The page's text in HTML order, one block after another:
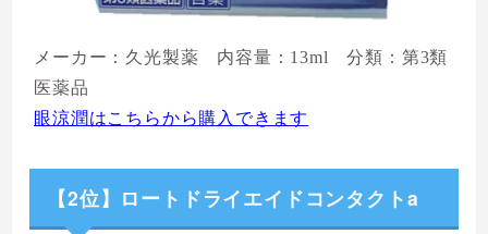
メーカー：久光製薬 内容量：13ml 分類：第3類
医薬品
眼涼潤はこちらから購入できます
【2位】ロートドライエイドコンタクトa